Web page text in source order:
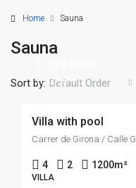
Home Sauna
Sauna
Sort by: Default Order
15.000€/m2
Villa with pool
4 2 1200m²
VILLA